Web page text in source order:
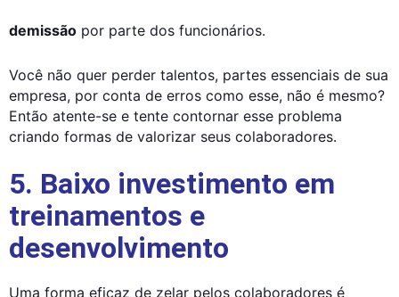
demissão por parte dos funcionários.
Você não quer perder talentos, partes essenciais de sua
empresa, por conta de erros como esse, não é mesmo?
Então atente-se e tente contornar esse problema
criando formas de valorizar seus colaboradores.
5. Baixo investimento em
treinamentos e
desenvolvimento
Uma forma eficaz de zelar pelos colaboradores é